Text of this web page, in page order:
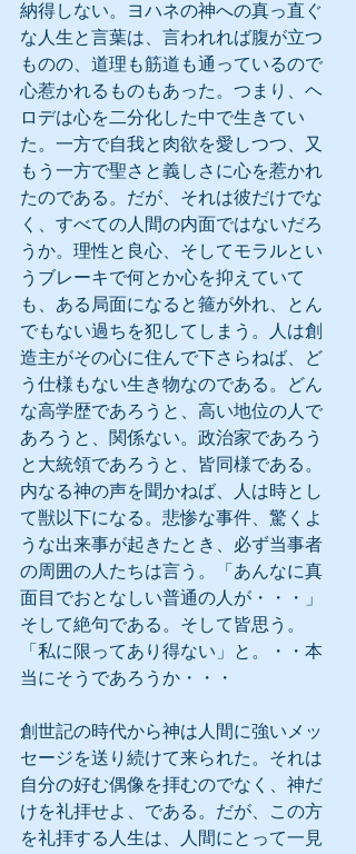
納得しない。ヨハネの神への真っ直ぐ
な人生と言葉は、言われれば腹が立つ
ものの、道理も筋道も通っているので
心惹かれるものもあった。つまり、ヘ
ロデは心を二分化した中で生きてい
た。一方で自我と肉欲を愛しつつ、又
もう一方で聖さと義しさに心を惹かれ
たのである。だが、それは彼だけでな
く、すべての人間の内面ではないだろ
うか。理性と良心、そしてモラルとい
うブレーキで何とか心を抑えていて
も、ある局面になると箍が外れ、とん
でもない過ちを犯してしまう。人は創
造主がその心に住んで下さらねば、ど
う仕様もない生き物なのである。どん
な高学歴であろうと、高い地位の人で
あろうと、関係ない。政治家であろう
と大統領であろうと、皆同様である。
内なる神の声を聞かねば、人は時とし
て獣以下になる。悲惨な事件、驚くよ
うな出来事が起きたとき、必ず当事者
の周囲の人たちは言う。「あんなに真
面目でおとなしい普通の人が・・・」
そして絶句である。そして皆思う。
「私に限ってあり得ない」と。・・本
当にそうであろうか・・・
創世記の時代から神は人間に強いメッ
セージを送り続けて来られた。それは
自分の好む偶像を拝むのでなく、神だ
けを礼拝せよ、である。だが、この方
を礼拝する人生は、人間にとって一見